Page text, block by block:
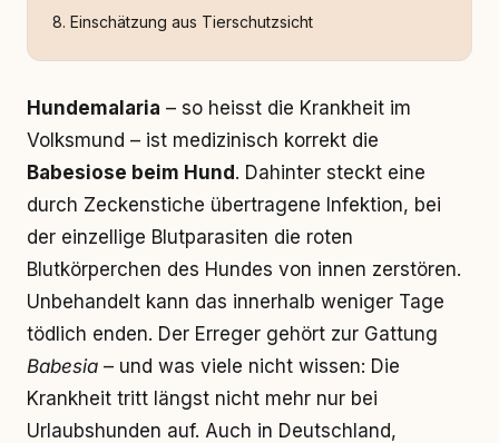
Einschätzung aus Tierschutzsicht
Hundemalaria – so heisst die Krankheit im
Volksmund – ist medizinisch korrekt die
Babesiose beim Hund . Dahinter steckt eine
durch Zeckenstiche übertragene Infektion, bei
der einzellige Blutparasiten die roten
Blutkörperchen des Hundes von innen zerstören.
Unbehandelt kann das innerhalb weniger Tage
tödlich enden. Der Erreger gehört zur Gattung
Babesia – und was viele nicht wissen: Die
Krankheit tritt längst nicht mehr nur bei
Urlaubshunden auf. Auch in Deutschland,